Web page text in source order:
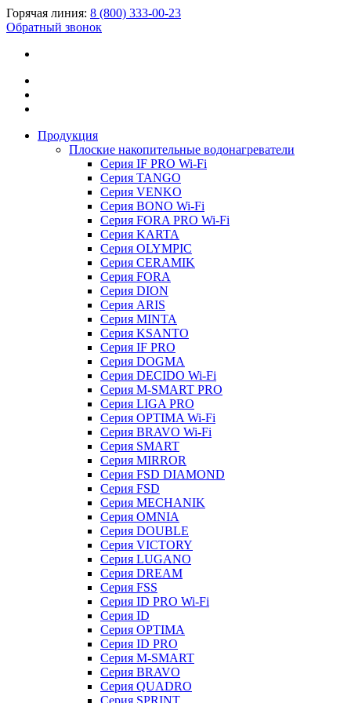
Горячая линия: 8 (800) 333-00-23
Обратный звонок
Продукция
Плоские накопительные водонагреватели
Серия IF PRO Wi-Fi
Серия TANGO
Серия VENKO
Серия BONO Wi-Fi
Серия FORA PRO Wi-Fi
Серия KARTA
Серия OLYMPIC
Серия CERAMIK
Серия FORA
Серия DION
Серия ARIS
Серия MINTA
Серия KSANTO
Серия IF PRO
Серия DOGMA
Серия DECIDO Wi-Fi
Серия M-SMART PRO
Серия LIGA PRO
Серия OPTIMA Wi-Fi
Серия BRAVO Wi-Fi
Серия SMART
Серия MIRROR
Серия FSD DIAMOND
Серия FSD
Серия MECHANIK
Серия OMNIA
Серия DOUBLE
Серия VICTORY
Серия LUGANO
Серия DREAM
Серия FSS
Серия ID PRO Wi-Fi
Серия ID
Серия OPTIMA
Серия ID PRO
Серия M-SMART
Серия BRAVO
Серия QUADRO
Серия SPRINT